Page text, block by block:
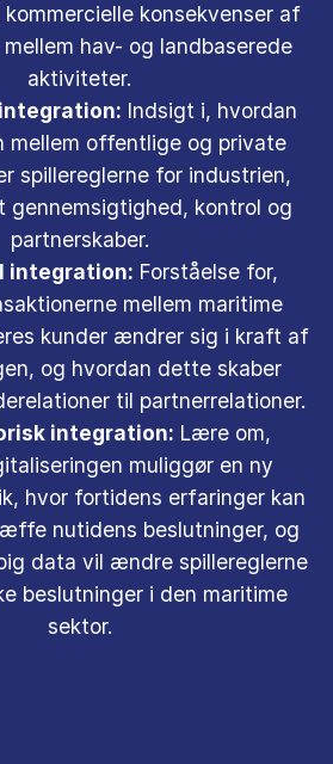
konsekvenser af
hav- og landbaserede
aktiviteter.
Indsigt i, hvordan
mellem offentlige og private
spillereglerne for industrien,
gennemsigtighed, kontrol og
partnerskaber.
integration: Forståelse for,
mellem maritime
kunder ændrer sig i kraft af
og hvordan dette skaber
til partnerrelationer.
integration: Lære om,
muliggør en ny
hvor fortidens erfaringer kan
nutidens beslutninger, og
data vil ændre spillereglerne
beslutninger i den maritime
sektor.